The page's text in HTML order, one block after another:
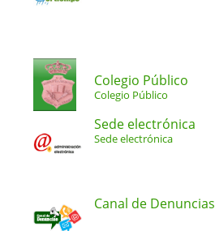
Colegio Público
Colegio Público
Sede electrónica
Sede electrónica
Canal de Denuncias